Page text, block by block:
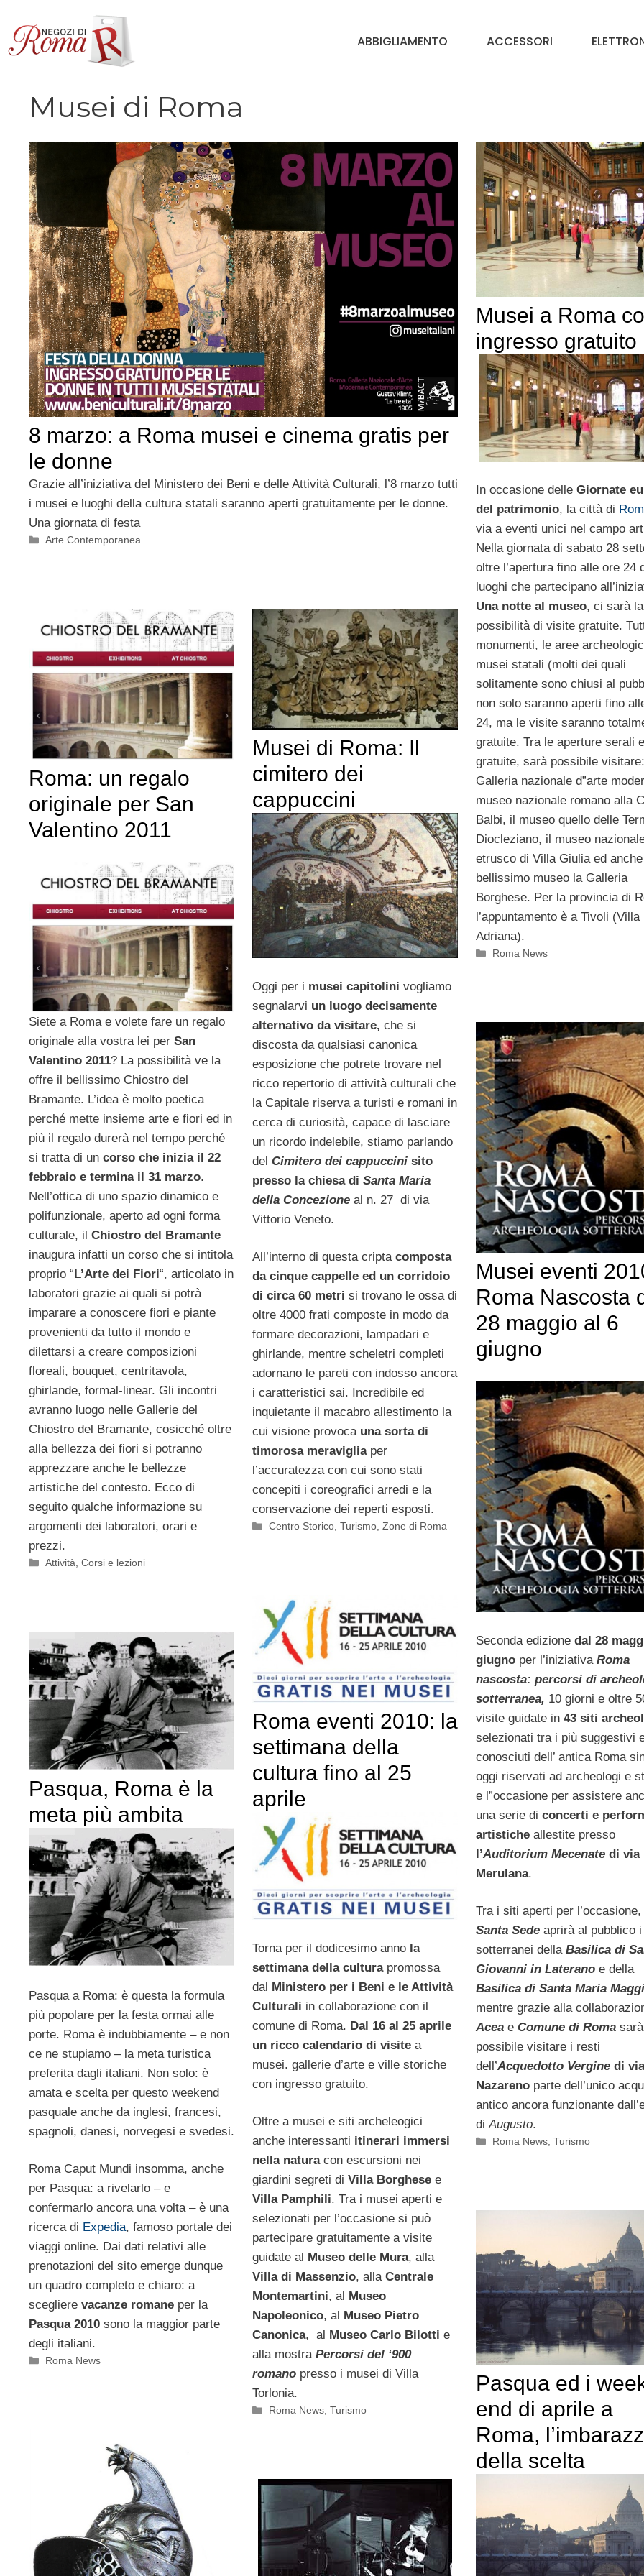
contenuto
ABBIGLIAMENTO ACCESSORI
Musei di Roma
8 marzo: a Roma musei e cinema gratis per
le donne
Grazie all’iniziativa del Ministero dei Beni e delle Attività Culturali, l’8 marzo tutti
i musei e luoghi della cultura statali saranno aperti gratuitamente per le donne.
Una giornata di festa
Categorie
Arte Contemporanea
Musei a Roma
ingresso gratuito
In occasione delle Giornate
del patrimonio, la città di
via a eventi unici nel campo
Nella giornata di sabato 28
oltre l’apertura fino alle ore 24
luoghi che partecipano
Una notte al museo, ci sarà la
possibilità di visite gratuite.
monumenti, le aree
musei statali (molti dei quali
solitamente sono chiusi al
non solo saranno aperti fino
24, ma le visite saranno
gratuite. Tra le aperture serali e
gratuite, sarà possibile
Galleria nazionale d”arte
museo nazionale romano alla
Balbi, il museo quello delle
Diocleziano, il museo
etrusco di Villa Giulia ed
bellissimo museo la Galleria
Borghese. Per la provincia di
l’appuntamento è a Tivoli (Villa
Adriana).
Categorie
Roma News
Roma: un regalo
originale per San
Valentino 2011
Siete a Roma e volete fare un regalo
originale alla vostra lei per San
Valentino 2011? La possibilità ve la
offre il bellissimo Chiostro del
Bramante. L’idea è molto poetica
perché mette insieme arte e fiori ed in
più il regalo durerà nel tempo perché
si tratta di un corso che inizia il 22
febbraio e termina il 31 marzo.
Nell’ottica di uno spazio dinamico e
polifunzionale, aperto ad ogni forma
culturale, il Chiostro del Bramante
inaugura infatti un corso che si intitola
proprio “ L’Arte dei Fiori“, articolato in
laboratori grazie ai quali si potrà
imparare a conoscere fiori e piante
provenienti da tutto il mondo e
dilettarsi a creare composizioni
floreali, bouquet, centritavola,
ghirlande, formal-linear. Gli incontri
avranno luogo nelle Gallerie del
Chiostro del Bramante, cosicché oltre
alla bellezza dei fiori si potranno
apprezzare anche le bellezze
artistiche del contesto. Ecco di
seguito qualche informazione su
argomenti dei laboratori, orari e
prezzi.
Categorie
Attività,Corsi e lezioni
Musei di Roma: Il
cimitero dei
cappuccini
Oggi per i musei capitolini vogliamo
segnalarvi un luogo decisamente
alternativo da visitare, che si
discosta da qualsiasi canonica
esposizione che potrete trovare nel
ricco repertorio di attività culturali che
la Capitale riserva a turisti e romani in
cerca di curiosità, capace di lasciare
un ricordo indelebile, stiamo parlando
del Cimitero dei cappuccinisito
presso la chiesa di Santa Maria
della Concezioneal n. 27 di via
Vittorio Veneto.
All’interno di questa cripta composta
da cinque cappelle ed un corridoio
di circa 60 metri si trovano le ossa di
oltre 4000 frati composte in modo da
formare decorazioni, lampadari e
ghirlande, mentre scheletri completi
adornano le pareti con indosso ancora
i caratteristici sai. Incredibile ed
inquietante il macabro allestimento la
cui visione provocauna sorta di
timorosa meravigliaper
l’accuratezza con cui sono stati
concepiti i coreografici arredi e la
conservazione dei reperti esposti.
Categorie
Centro Storico,Turismo,Zone di Roma
Musei eventi
Roma Nascosta
28 maggio al 6
giugno
Seconda edizione dal 28
giugno per l’iniziativa Roma
nascosta: percorsi di
sotterranea, 10 giorni e oltre
visite guidate in 43 siti
selezionati tra i più suggestivi
conosciuti dell’ antica Roma
oggi riservati ad archeologi e
e l”occasione per assistere
una serie di concerti e
artisticheallestite presso
l’Auditorium Mecenatedi via
Merulana.
Tra i siti aperti per l’occasione,
Santa Sedeaprirà al pubblico i
sotterranei della Basilica di
Giovanni in Laterano e della
Basilica di Santa Maria
mentre grazie alla
Aceae Comune di Romasarà
possibile visitare i resti
dell’Acquedotto Verginedi via
Nazarenoparte dell’unico
antico ancora funzionante
diAugusto.
Categorie
Roma News,Turismo
Roma eventi 2010: la
settimana della
cultura fino al 25
aprile
Torna per il dodicesimo anno la
settimana della culturapromossa
dal Ministero per i Beni e le Attività
Culturali in collaborazione con il
comune di Roma. Dal 16 al 25 aprile
un ricco calendario di visitea
musei. gallerie d’arte e ville storiche
con ingresso gratuito.
Oltre a musei e siti archeleogici
anche interessanti itinerari immersi
nella naturacon escursioni nei
giardini segreti di Villa Borghesee
Villa Pamphili. Tra i musei aperti e
selezionati per l’occasione si può
partecipare gratuitamente a visite
guidate al Museo delle Mura, alla
Villa di Massenzio, allaCentrale
Montemartini, al Museo
Napoleonico, al Museo Pietro
Canonica, al Museo Carlo Bilotti e
alla mostra Percorsi del ‘900
romano presso i musei di Villa
Torlonia.
Categorie
Roma News,Turismo
Pasqua, Roma è la
meta più ambita
Pasqua a Roma: è questa la formula
più popolare per la festa ormai alle
porte. Roma è indubbiamente – e non
ce ne stupiamo – la meta turistica
preferita dagli italiani. Non solo: è
amata e scelta per questo weekend
pasquale anche da inglesi, francesi,
spagnoli, danesi, norvegesi e svedesi.
Roma Caput Mundi insomma, anche
per Pasqua: a rivelarlo – e
confermarlo ancora una volta – è una
ricerca di Expedia, famoso portale dei
viaggi online. Dai dati relativi alle
prenotazioni del sito emerge dunque
un quadro completo e chiaro: a
scegliere vacanze romane per la
Pasqua 2010 sono la maggior parte
degli italiani.
Categorie
Roma News
Pasqua ed i
end di aprile a
Roma,
della scelta